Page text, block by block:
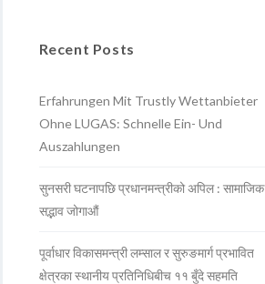
Recent Posts
Erfahrungen Mit Trustly Wettanbieter
Ohne LUGAS: Schnelle Ein- Und
Auszahlungen
सुनसरी घटनापछि प्रधानमन्त्रीको अपिल : सामाजिक
सद्भाव जोगाऔं
पूर्वाधार विकासमन्त्री लम्साल र सुरुङमार्ग प्रभावित
क्षेत्रका स्थानीय प्रतिनिधिबीच ११ बुँदे सहमति